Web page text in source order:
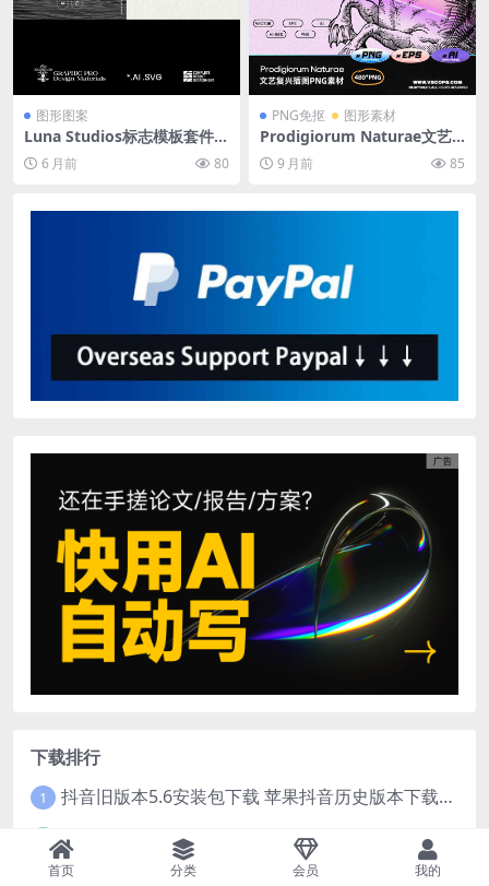
图形图案
Luna Studios标志模板套件 2
5个可定制波西米亚现代风格A
I/SVG/Canva矢量模板 Luna
6 月前 80
PNG免抠 图形素材
Prodigiorum Naturae文艺
复兴插图集 480幅木刻风格自
然图谱数字PNG素材库
9 月前 85
下载排行
1 抖音旧版本5.6安装包下载 苹果抖音历史版本下载安装 ios抖音老旧版本大全 抖音5.6.0历史官方版安装下载
AI离线抠图Excel版v1.1发布：无需联网一键智能去除背景
35mm电影胶片颗粒叠加素材 40个4K真实噪点纹理 20动态+20静态视频剪辑特效包
首页 分类 会员 我的